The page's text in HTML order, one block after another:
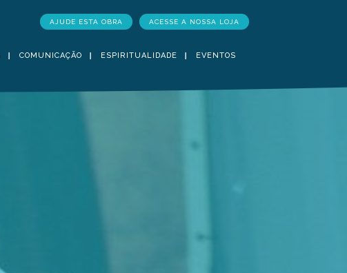
AJUDE ESTA OBRA ACESSE A NOSSA LOJA
COMUNICAÇÃO ESPIRITUALIDADE EVENTOS